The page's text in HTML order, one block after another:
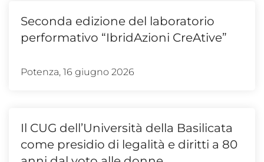
Seconda edizione del laboratorio
performativo “IbridAzioni CreAtive”
Potenza, 16 giugno 2026
Il CUG dell’Università della Basilicata
come presidio di legalità e diritti a 80